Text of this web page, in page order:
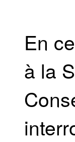
En
à la